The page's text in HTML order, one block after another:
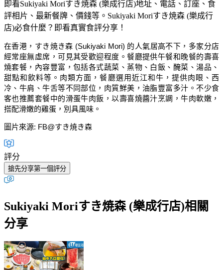
即看Sukiyaki Moriすき焼森 (樂成行店)地址、電話、訂座、食
評相片、最新餐牌、價錢等。Sukiyaki Moriすき焼森 (樂成行
店)必食什麼？即看真實食評分享！
在香港，すき焼き森 (Sukiyaki Mori) 的人氣居高不下，多家分店
經常座無虛席，可見其受歡迎程度。餐廳提供午餐和晚餐的壽喜
燒套餐，內容豐富，包括各式蔬菜、蒸物、白飯、醃菜、湯品、
甜點和飲料等。肉類方面，餐廳選用近江和牛，提供肉眼、西
冷、牛肩、牛舌等不同部位，肉質鮮美，油脂豐富多汁。不少食
客也推薦套餐中的滑蛋牛肉飯，以壽喜燒醬汁烹調，牛肉軟嫩，
搭配滑嫩的雞蛋，別具風味。
圖片來源: FB@すき焼き森
評分
搶先分享第一個評分
Sukiyaki Moriすき焼森 (樂成行店)相關
分享